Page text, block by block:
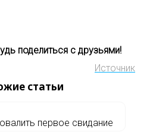
поделиться с друзьями!
Источник
статьи
первое свидание